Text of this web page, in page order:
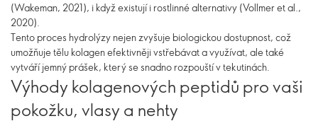
(Wakeman, 2021), i když existují i rostlinné alternativy (Vollmer et al.,
2020).
Tento proces hydrolýzy nejen zvyšuje biologickou dostupnost, což
umožňuje tělu kolagen efektivněji vstřebávat a využívat, ale také
vytváří jemný prášek, který se snadno rozpouští v tekutinách.
Výhody kolagenových peptidů pro vaši
pokožku, vlasy a nehty